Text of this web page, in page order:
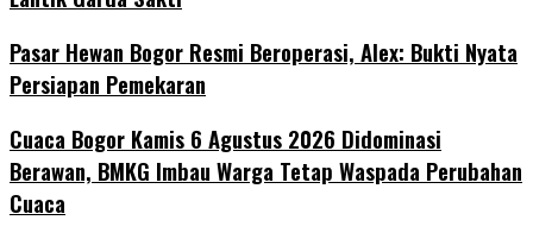
Pasar Hewan Bogor Resmi Beroperasi, Alex: Bukti Nyata
Persiapan Pemekaran
Cuaca Bogor Kamis 6 Agustus 2026 Didominasi
Berawan, BMKG Imbau Warga Tetap Waspada Perubahan
Cuaca